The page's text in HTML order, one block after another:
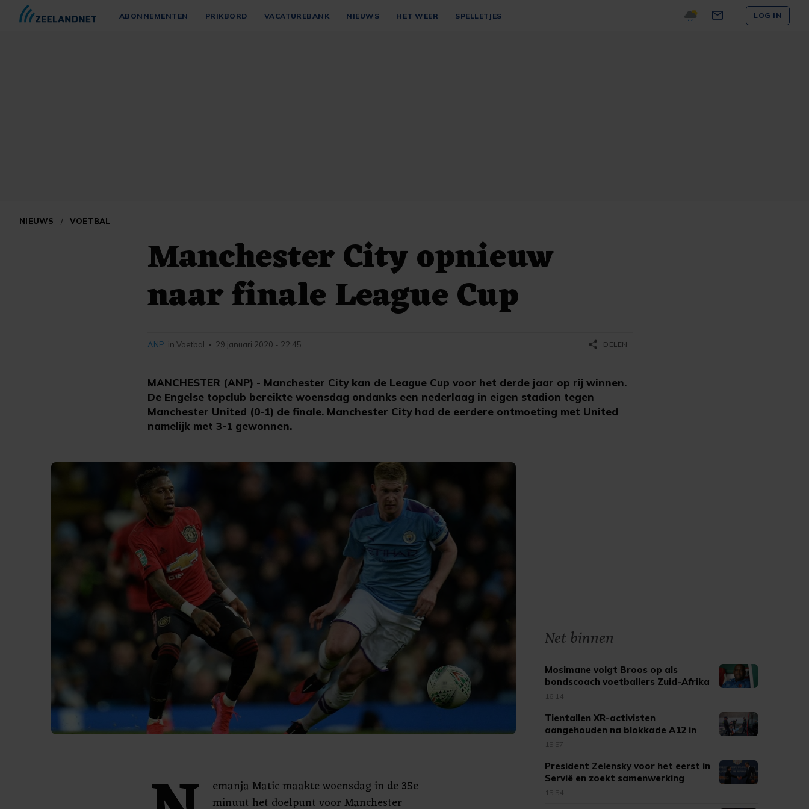
ABONNEMENTEN PRIKBORD VACATUREBANK NIEUWS HET WEER SPELLETJES LOG IN
NIEUWS / VOETBAL
Manchester City opnieuw
naar finale League Cup
MANCHESTER (ANP) - Manchester City kan de League Cup voor het derde jaar op rij winnen.
De Engelse topclub bereikte woensdag ondanks een nederlaag in eigen stadion tegen
Manchester United (0-1) de finale. Manchester City had de eerdere ontmoeting met United
namelijk met 3-1 gewonnen.
ANP in Voetbal • 29 januari 2020 - 22:45 share DELEN
emanja Matic maakte woensdag in de 35e
minuut het doelpunt voor Manchester
Net binnen
Mosimane volgt Broos op als
bondscoach voetballers Zuid-Afrika
16:14
Tientallen XR-activisten
aangehouden na blokkade A12 in
Den Haag
15:57
President Zelensky voor het eerst in
Servië en zoekt samenwerking
15:54